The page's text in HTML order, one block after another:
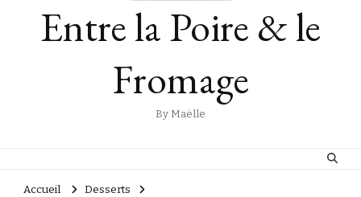
Entre la Poire & le
Fromage
By Maëlle
Accueil
Desserts